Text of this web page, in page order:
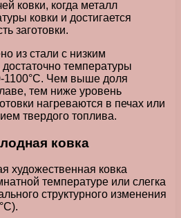
ковки, когда металл
ковки и достигается
заготовки.
из стали с низким
температуры
1100°C. Чем выше доля
тем ниже уровень
нагреваются в печах или
твердого топлива.
ковка
художественная ковка
температуре или слегка
структурного изменения